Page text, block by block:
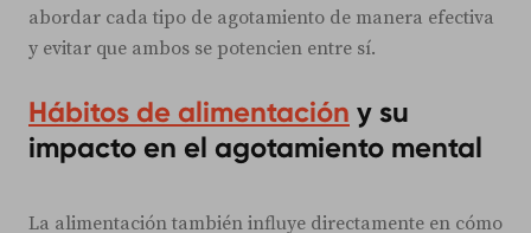
abordar cada tipo de agotamiento de manera efectiva
y evitar que ambos se potencien entre sí.
Hábitos de alimentación y su
impacto en el agotamiento mental
La alimentación también influye directamente en cómo